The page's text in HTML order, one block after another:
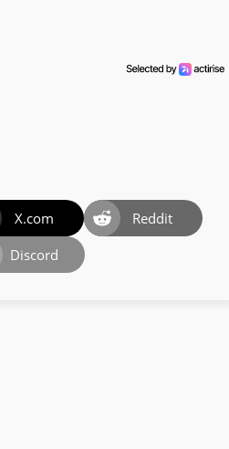
X.com
Reddit
Discord